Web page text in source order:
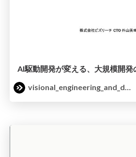
visional_engineering_and_design